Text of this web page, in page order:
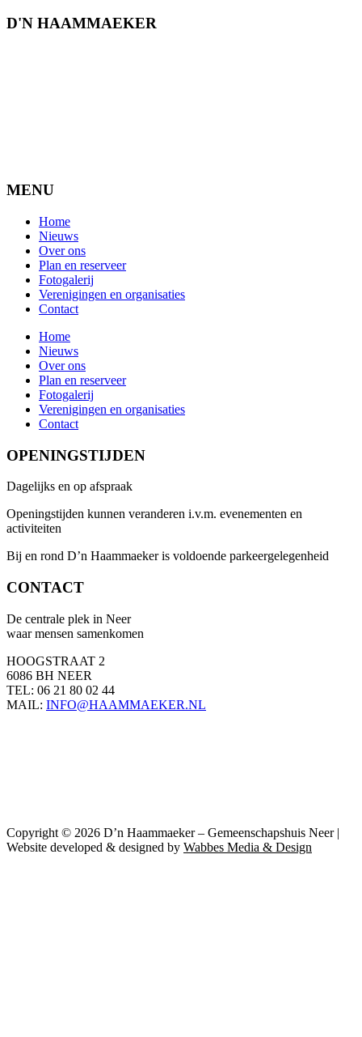
D'N HAAMMAEKER
MENU
Home
Nieuws
Over ons
Plan en reserveer
Fotogalerij
Verenigingen en organisaties
Contact
Home
Nieuws
Over ons
Plan en reserveer
Fotogalerij
Verenigingen en organisaties
Contact
OPENINGSTIJDEN
Dagelijks en op afspraak
Openingstijden kunnen veranderen i.v.m. evenementen en
activiteiten
Bij en rond D’n Haammaeker is voldoende parkeergelegenheid
CONTACT
De centrale plek in Neer
waar mensen samenkomen
HOOGSTRAAT 2
6086 BH NEER
TEL: 06 21 80 02 44
MAIL: INFO@HAAMMAEKER.NL
Copyright © 2026 D’n Haammaeker – Gemeenschapshuis Neer |
Website developed & designed by Wabbes Media & Design